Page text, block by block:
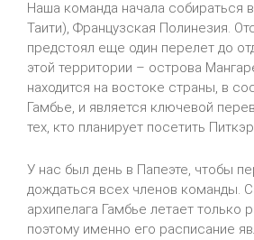
Наша команда начала собираться
Таити), Французская Полинезия.
предстоял еще один перелет до
этой территории – острова
находится на востоке страны, в
Гамбье, и является ключевой
тех, кто планирует посетить
У нас был день в Папеэте, чтобы
дождаться всех членов команды.
архипелага Гамбье летает только
поэтому именно его расписание